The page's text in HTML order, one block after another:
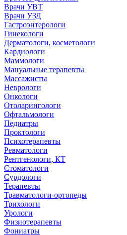
Врачи УВТ
Врачи УЗД
Гастроэнтерологи
Гинекологи
Дерматологи, косметологи
Кардиологи
Маммологи
Мануальные терапевты
Массажисты
Неврологи
Онкологи
Отоларингологи
Офтальмологи
Педиатры
Проктологи
Психотерапевты
Ревматологи
Рентгенологи, КТ
Стоматологи
Сурдологи
Терапевты
Травматологи-ортопеды
Трихологи
Урологи
Физиотерапевты
Фониатры